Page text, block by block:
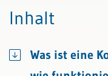
Inhalt
Was ist eine